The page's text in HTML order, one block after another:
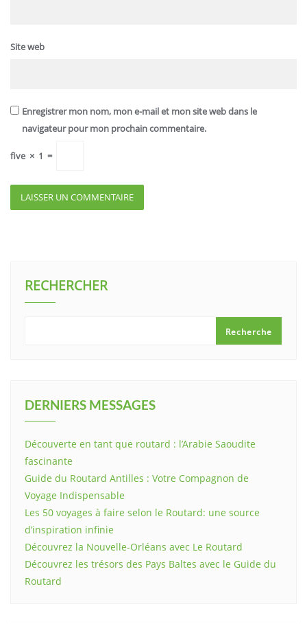
Site web
Enregistrer mon nom, mon e-mail et mon site web dans le
navigateur pour mon prochain commentaire.
five × 1 =
RECHERCHER
Recherche
DERNIERS MESSAGES
Découverte en tant que routard : l’Arabie Saoudite
fascinante
Guide du Routard Antilles : Votre Compagnon de
Voyage Indispensable
Les 50 voyages à faire selon le Routard: une source
d’inspiration infinie
Découvrez la Nouvelle-Orléans avec Le Routard
Découvrez les trésors des Pays Baltes avec le Guide du
Routard